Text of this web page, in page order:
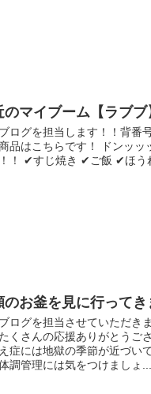
のマイブーム【ラブブ
ログを担当します！！背番
品はこちらです！ ドンッ
！ ✔︎すじ焼き ✔︎ご飯 ✔︎ほう
のお釜を見に行ってき
ログを担当させていただき
くさんの応援ありがとうご
症には地獄の季節が近づい
調管理には気をつけましょ...